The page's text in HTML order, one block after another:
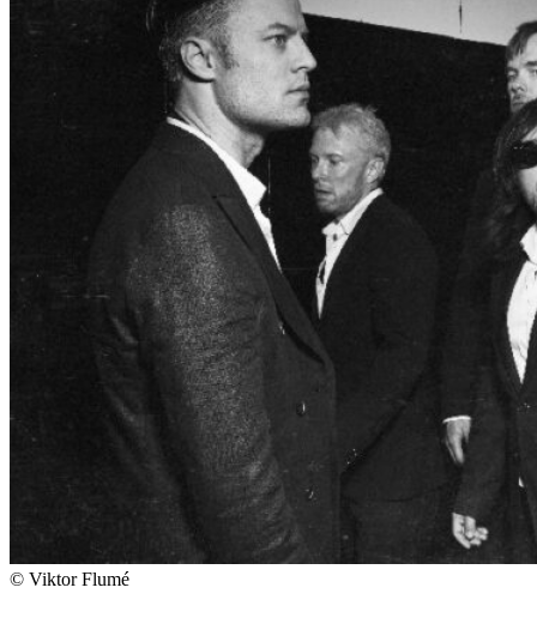
© Viktor Flumé